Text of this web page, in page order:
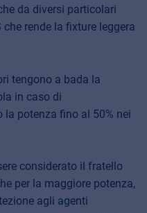
da diversi particolari
rende la fixture leggera
tengono a bada la
in caso di
potenza fino al 50% nei
considerato il fratello
per la maggiore potenza,
agli agenti